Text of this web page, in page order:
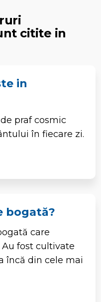
citite in
in
praf cosmic
în fiecare zi.
bogată?
care
fost cultivate
încă din cele mai